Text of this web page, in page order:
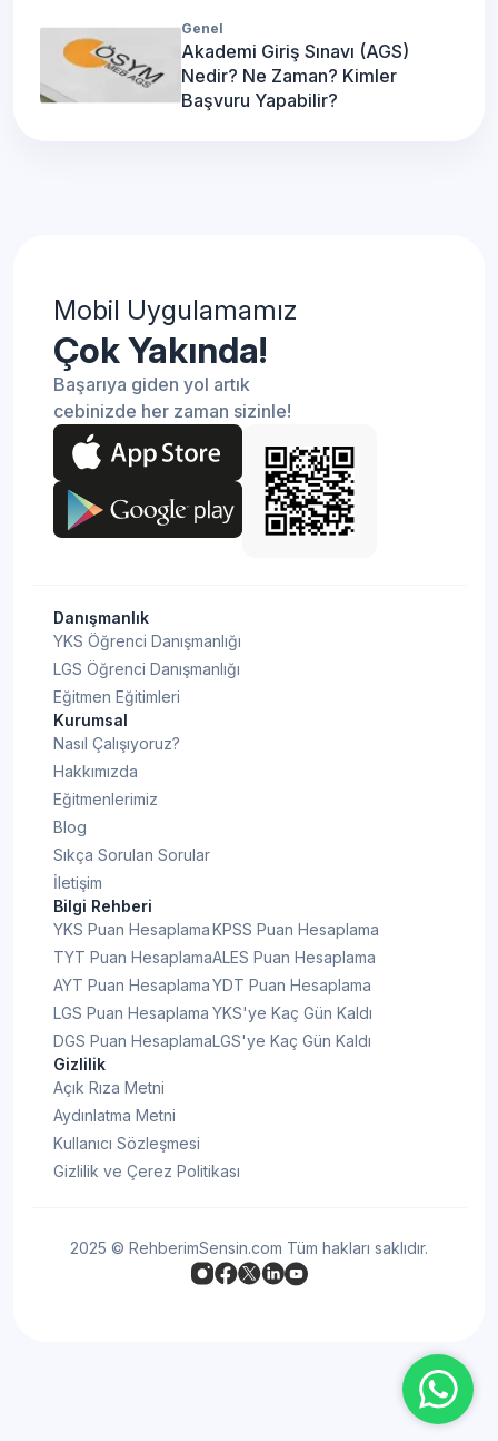
Genel
Akademi Giriş Sınavı (AGS)
Nedir? Ne Zaman? Kimler
Başvuru Yapabilir?
Mobil Uygulamamız
Çok Yakında!
Başarıya giden yol artık
cebinizde her zaman sizinle!
Danışmanlık
YKS Öğrenci Danışmanlığı
LGS Öğrenci Danışmanlığı
Eğitmen Eğitimleri
Kurumsal
Nasıl Çalışıyoruz?
Hakkımızda
Eğitmenlerimiz
Blog
Sıkça Sorulan Sorular
İletişim
Bilgi Rehberi
YKS Puan Hesaplama
TYT Puan Hesaplama
AYT Puan Hesaplama
LGS Puan Hesaplama
DGS Puan Hesaplama
KPSS Puan Hesaplama
ALES Puan Hesaplama
YDT Puan Hesaplama
YKS'ye Kaç Gün Kaldı
LGS'ye Kaç Gün Kaldı
Gizlilik
Açık Rıza Metni
Aydınlatma Metni
Kullanıcı Sözleşmesi
Gizlilik ve Çerez Politikası
2025 © RehberimSensin.com Tüm hakları saklıdır.